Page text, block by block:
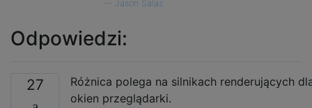
Jason Salaz
Odpowiedzi:
27
Różnica polega na silnikach renderujących
okien przeglądarki.